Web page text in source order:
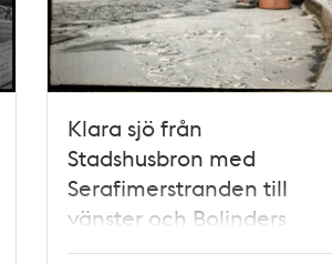
Klara sjö från
Stadshusbron med
Serafimerstranden till
vänster och Bolinders
fabriker i bakgrunden,